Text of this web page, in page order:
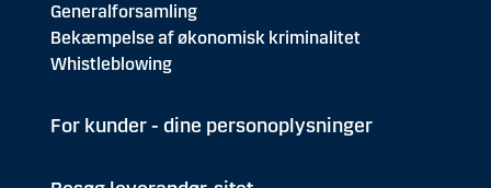
Generalforsamling
Bekæmpelse af økonomisk kriminalitet
Whistleblowing
For kunder - dine personoplysninger